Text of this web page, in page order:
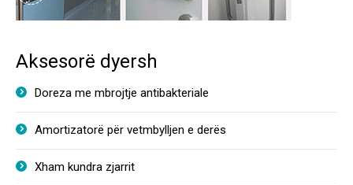
Aksesorë dyersh
Doreza me mbrojtje antibakteriale
Amortizatorë për vetmbylljen e derës
Xham kundra zjarrit